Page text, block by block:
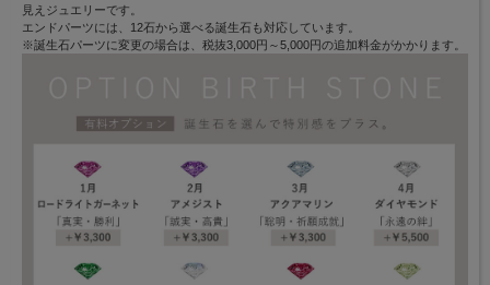
見えジュエリーです。
エンドパーツには、12石から選べる誕生石も対応しています。
※誕生石パーツに変更の場合は、税抜3,000円～5,000円の追加料金がかかります。